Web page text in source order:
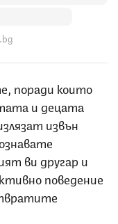
поради които
и децата
извън
ви другар и
поведение